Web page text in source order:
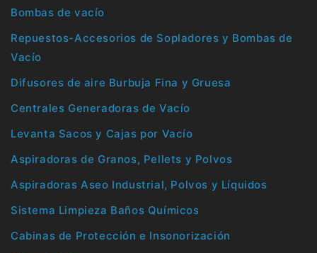
Bombas de vacío
Repuestos-Accesorios de Sopladores y Bombas de
Vacío
Difusores de aire Burbuja Fina y Gruesa
Centrales Generadoras de Vacío
Levanta Sacos y Cajas por Vacío
Aspiradoras de Granos, Pellets y Polvos
Aspiradoras Aseo Industrial, Polvos y Líquidos
Sistema Limpieza Baños Químicos
Cabinas de Protección e Insonorización